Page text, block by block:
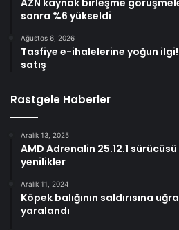
sonra %6 yükseldi
Ağustos 6, 2026
Tasfiye e-ihalelerine yoğun ilgi!
satış
Rastgele Haberler
Aralık 13, 2025
AMD Adrenalin 25.12.1
yenilikler
Aralık 11, 2024
Köpek balığının saldırısına
yaralandı